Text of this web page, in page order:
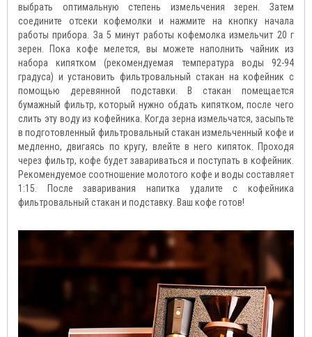
выбрать оптимальную степень измельчения зерен. Затем
соедините отсеки кофемолки и нажмите на кнопку начала
работы прибора. За 5 минут работы кофемолка измельчит 20 г
зерен. Пока кофе мелется, вы можете наполнить чайник из
набора кипятком (рекомендуемая температура воды 92-94
градуса) и установить фильтровальный стакан на кофейник с
помощью деревянной подставки. В стакан помещается
бумажный фильтр, который нужно обдать кипятком, после чего
слить эту воду из кофейника. Когда зерна измельчатся, засыпьте
в подготовленный фильтровальный стакан измельченный кофе и
медленно, двигаясь по кругу, влейте в него кипяток. Проходя
через фильтр, кофе будет завариваться и поступать в кофейник.
Рекомендуемое соотношение молотого кофе и воды составляет
1:15. После заваривания напитка удалите с кофейника
фильтровальный стакан и подставку. Ваш кофе готов!